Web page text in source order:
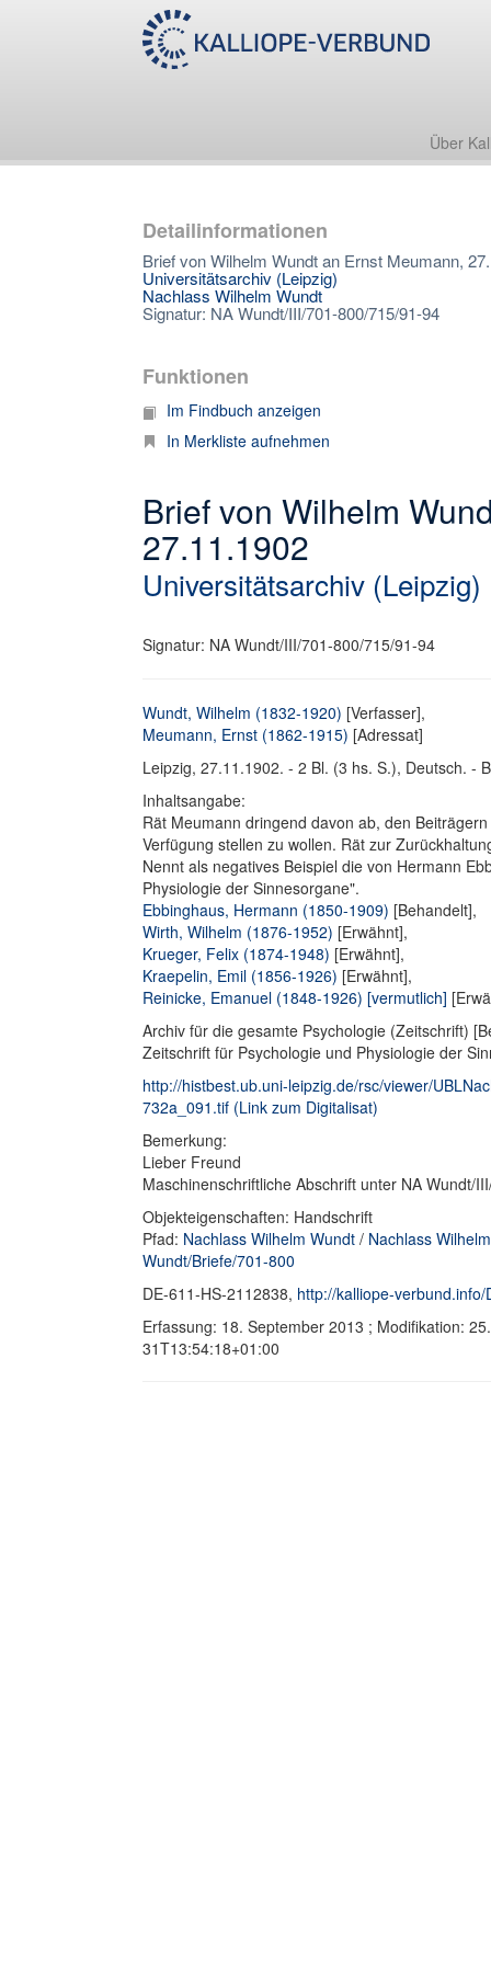
Über
Detailinformationen
Brief von Wilhelm Wundt an Ernst Meumann,
Universitätsarchiv (Leipzig)
Nachlass Wilhelm Wundt
Signatur: NA Wundt/III/701-800/715/91-94
Funktionen
Im Findbuch anzeigen
In Merkliste aufnehmen
Brief von Wilhelm
27.11.1902
Universitätsarchiv (Leipzig)
Signatur: NA Wundt/III/701-800/715/91-94
Wundt, Wilhelm (1832-1920) [Verfasser],
Meumann, Ernst (1862-1915) [Adressat]
Leipzig, 27.11.1902. - 2 Bl. (3 hs. S.), Deutsch. -
Inhaltsangabe:
Rät Meumann dringend davon ab, den
Verfügung stellen zu wollen. Rät zur
Nennt als negatives Beispiel die von Hermann
Physiologie der Sinnesorgane".
Ebbinghaus, Hermann (1850-1909) [Behandelt],
Wirth, Wilhelm (1876-1952) [Erwähnt],
Krueger, Felix (1874-1948) [Erwähnt],
Kraepelin, Emil (1856-1926) [Erwähnt],
Reinicke, Emanuel (1848-1926) [vermutlich]
Archiv für die gesamte Psychologie (Zeitschrift)
Zeitschrift für Psychologie und Physiologie der
http://histbest.ub.uni-leipzig.de/rsc/viewer/
732a_091.tif (Link zum Digitalisat)
Bemerkung:
Lieber Freund
Maschinenschriftliche Abschrift unter NA Wundt/
Objekteigenschaften: Handschrift
Pfad: Nachlass Wilhelm Wundt / Nachlass
Wundt/Briefe/701-800
DE-611-HS-2112838, http://kalliope-
Erfassung: 18. September 2013 ; Modifikation:
31T13:54:18+01:00